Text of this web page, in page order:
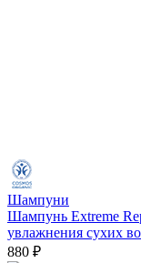
Шампуни
Шампунь Extreme
увлажнения сухих
880 ₽